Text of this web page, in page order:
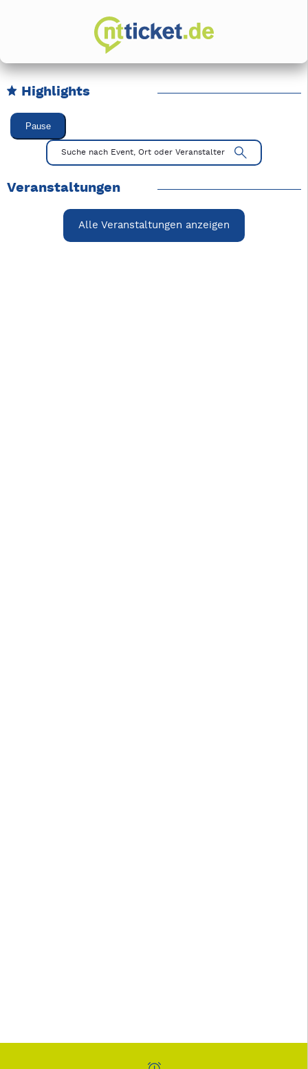
Highlights
Karussell Veranstaltungen überspringen
Pause
Mit Tab zu den Steuerelementen wechseln. Mit Pfeiltasten
Suche nach Event, Ort oder Veranstalter
Veranstaltungen
Alle Veranstaltungen anzeigen